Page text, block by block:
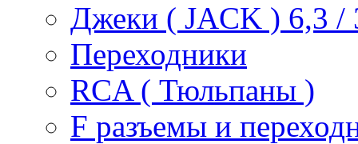
Джеки ( JACK ) 6,3 /
Переходники
RCA ( Тюльпаны )
F разъемы и